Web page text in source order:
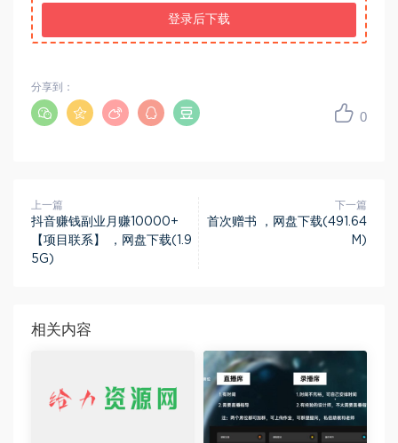
登录后下载
0
分享到：
上一篇
抖音赚钱副业月赚10000+
【项目联系】 ，网盘下载(1.9
5G)
下一篇
首次赠书 ，网盘下载(491.64
M)
相关内容